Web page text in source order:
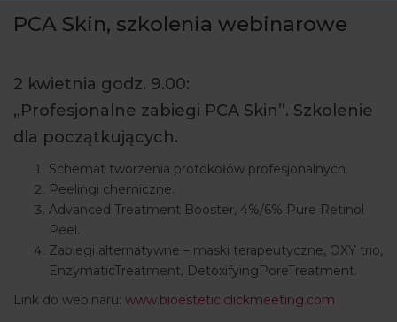
O NAS
ARTYKUŁY
WYDARZENIA
PCA Skin, szkolenia webinarowe
2 kwietnia godz. 9.00:
„Profesjonalne zabiegi PCA Skin”. Szkolenie
dla początkujących.
Schemat tworzenia protokołów profesjonalnych.
Peelingi chemiczne.
Advanced Treatment Booster, 4%/6% Pure Retinol
Peel.
Zabiegi alternatywne – maski terapeutyczne, OXY trio,
EnzymaticTreatment, DetoxifyingPoreTreatment.
Link do webinaru: www.bioestetic.clickmeeting.com